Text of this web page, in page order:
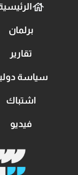
برلمان
تقارير
سياسة
اشتباك
فيديو